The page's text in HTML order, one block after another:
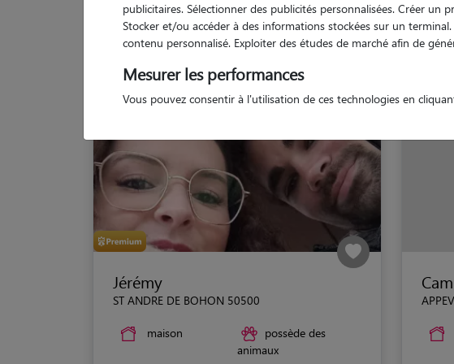
Nos dog
Jérémy
ST ANDRE DE BOHON 50500
maison
possède des
animaux
publicitaires. Sélectionner des publicités personnalisées. Créer
Stocker et/ou accéder à des informations stockées sur un
contenu personnalisé. Exploiter des études de marché afin de
Mesurer les performances
Vous pouvez consentir à l'utilisation de ces technologies en